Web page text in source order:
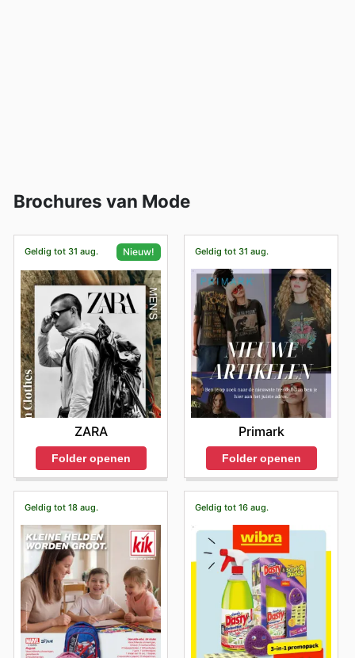
Brochures van Mode
Geldig tot 31 aug. Nieuw!
ZARA
Folder openen
Geldig tot 31 aug.
Primark
Folder openen
Geldig tot 18 aug. Geldig tot 16 aug.